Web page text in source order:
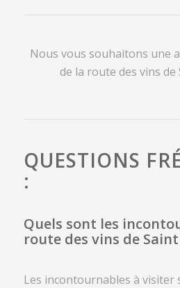
Nous vous souhaitons une
de la route des vins de
QUESTIONS
:
Quels sont les
route des vins de
Les incontournables à visiter